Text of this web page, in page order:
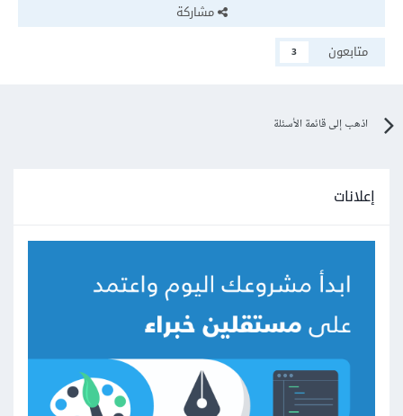
مشاركة
متابعون
3
اذهب إلى قائمة الأسئلة
إعلانات